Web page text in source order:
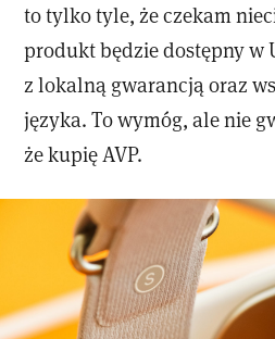
to tylko tyle, że czekam
produkt będzie dostępny w
z lokalną gwarancją oraz
języka. To wymóg, ale nie
że kupię AVP.